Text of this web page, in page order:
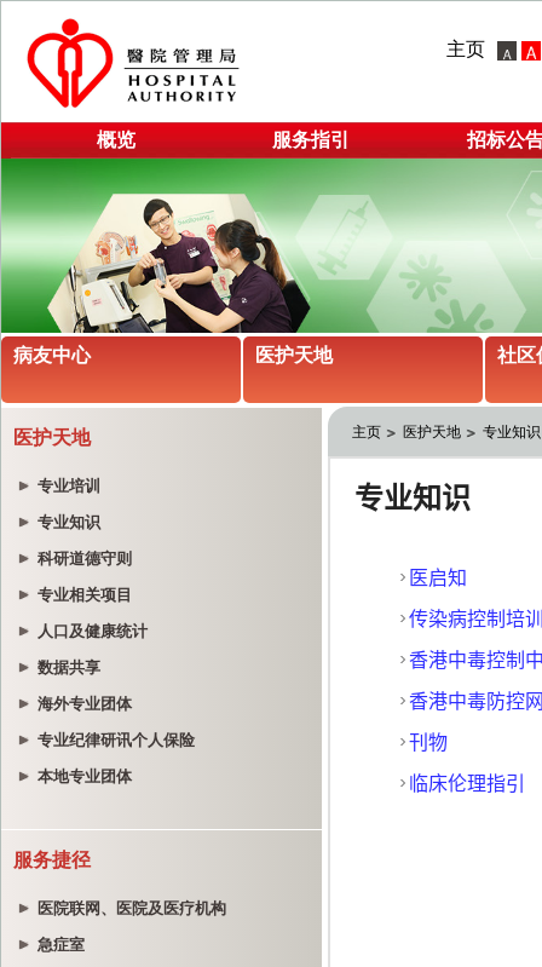
主页
概览 服务指引 招标公
病友中心 医护天地 社区
医护天地
专业培训
专业知识
科研道德守则
专业相关项目
人口及健康统计
数据共享
海外专业团体
专业纪律研讯个人保险
本地专业团体
服务捷径
医院联网、医院及医疗机构
急症室
主页 医护天地 专业知识